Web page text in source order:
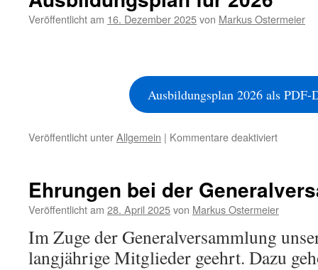
5.
Veröffentlicht am 16. Dezember 2025von Markus Ostermeier
Ausbildungsplan 2026 als PDF-
Veröffentlicht unterAllgemein | Kommentare deaktiviertfür
Ehrungen bei der
Veröffentlicht am 28. April 2025von Markus Ostermeier
Im Zuge der Generalversammlung
langjährige Mitglieder geehrt. Dazu